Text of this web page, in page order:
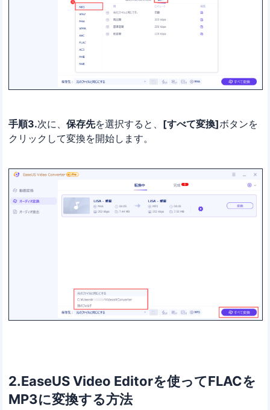
手順3.次に、保存先を選択すると、 [すべて変換]ボタンを
クリックして変換を開始します。
2.EaseUS Video Editorを使ってFLACを
MP3に変換する方法